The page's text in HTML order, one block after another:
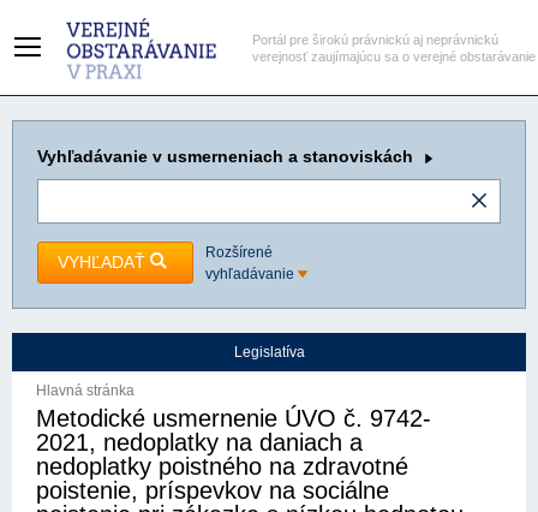
Portál pre širokú právnickú aj neprávnickú
verejnosť zaujímajúcu sa o verejné obstarávanie
Vyhľadávanie v usmerneniach a stanoviskách
VYHĽADAŤ
Rozšírené
vyhľadávanie
Legislatíva
Hlavná stránka
Metodické usmernenie ÚVO č. 9742-
2021, nedoplatky na daniach a
nedoplatky poistného na zdravotné
poistenie, príspevkov na sociálne